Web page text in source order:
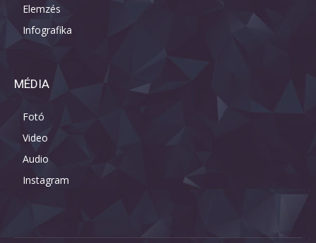
Elemzés
Infografika
MÉDIA
Fotó
Video
Audio
Instagram